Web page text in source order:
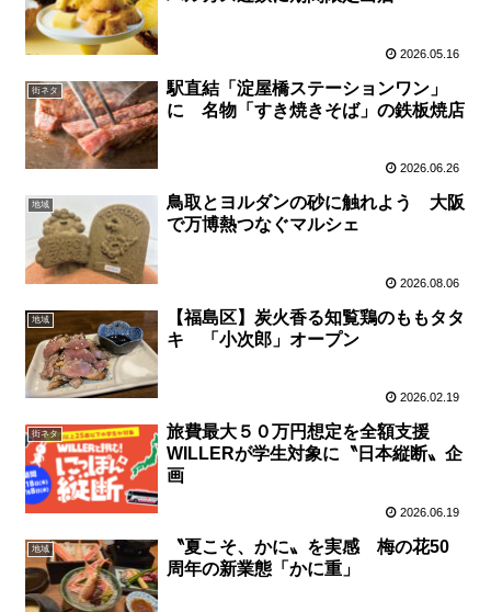
2026.05.16
街ネタ
駅直結「淀屋橋ステーションワン」
に 名物「すき焼きそば」の鉄板焼店
2026.06.26
地域
鳥取とヨルダンの砂に触れよう 大阪
で万博熱つなぐマルシェ
2026.08.06
地域
【福島区】炭火香る知覧鶏のももタタ
キ 「小次郎」オープン
2026.02.19
街ネタ
旅費最大５０万円想定を全額支援
WILLERが学生対象に〝日本縦断〟企
画
2026.06.19
地域
〝夏こそ、かに〟を実感 梅の花50
周年の新業態「かに重」